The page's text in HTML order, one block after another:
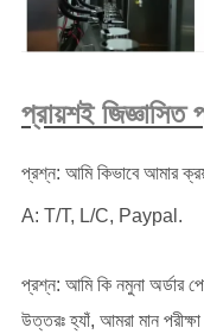
প্রায়শই জিজ্ঞাসিত
প্রশ্ন: আমি কিভাবে আমার
A: T/T, L/C, Paypal.
প্রশ্ন: আমি কি নমুনা অর্ডার
উত্তরঃ হ্যাঁ, আমরা মান